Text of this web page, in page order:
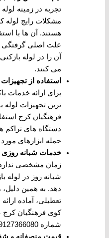
تجربه در زمینه
مشکلات رایج لوله
هستند. آن ‌ها با
علت اصلی گرفتگی
آن را در لوله
می ‌کنند.
استفاده از
برای ارائه خدمات
‌ترین تجهیزات لوله
فرهنگیان کرج
دستگاه ‌های تراکم
جمله ابزارهای
خدمات شبانه ‌روزی
زمان مشخصی
شبانه‌ روز در لوله
تعطیلی، آماده
کوی فرهنگیان کرج
شماره 09127366080 تماس بگیرید.